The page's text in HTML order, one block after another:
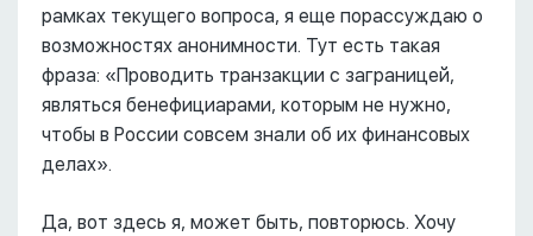
рамках текущего вопроса, я еще порассуждаю о
возможностях анонимности. Тут есть такая
фраза: «Проводить транзакции с заграницей,
являться бенефициарами, которым не нужно,
чтобы в России совсем знали об их финансовых
делах».
Да, вот здесь я, может быть, повторюсь. Хочу